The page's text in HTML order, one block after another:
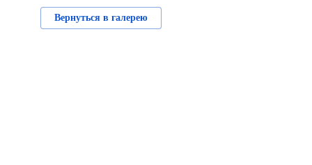
Вернуться в галерею